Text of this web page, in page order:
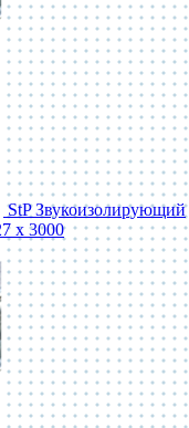
StP Звукоизолирующий
x 3000